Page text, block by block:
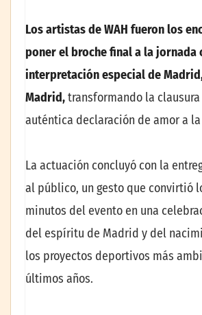
Los artistas de WAH fueron los
poner el broche final a la jornada
interpretación especial de
Madrid,transformando la
auténtica declaración de amor a
La actuación concluyó con la
al público, un gesto que convirtió
minutos del evento en una
del espíritu de Madrid y del
los proyectos deportivos más
últimos años.